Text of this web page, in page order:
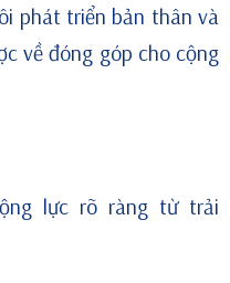
phát triển bản thân và
về đóng góp cho cộng
lực rõ ràng từ trải